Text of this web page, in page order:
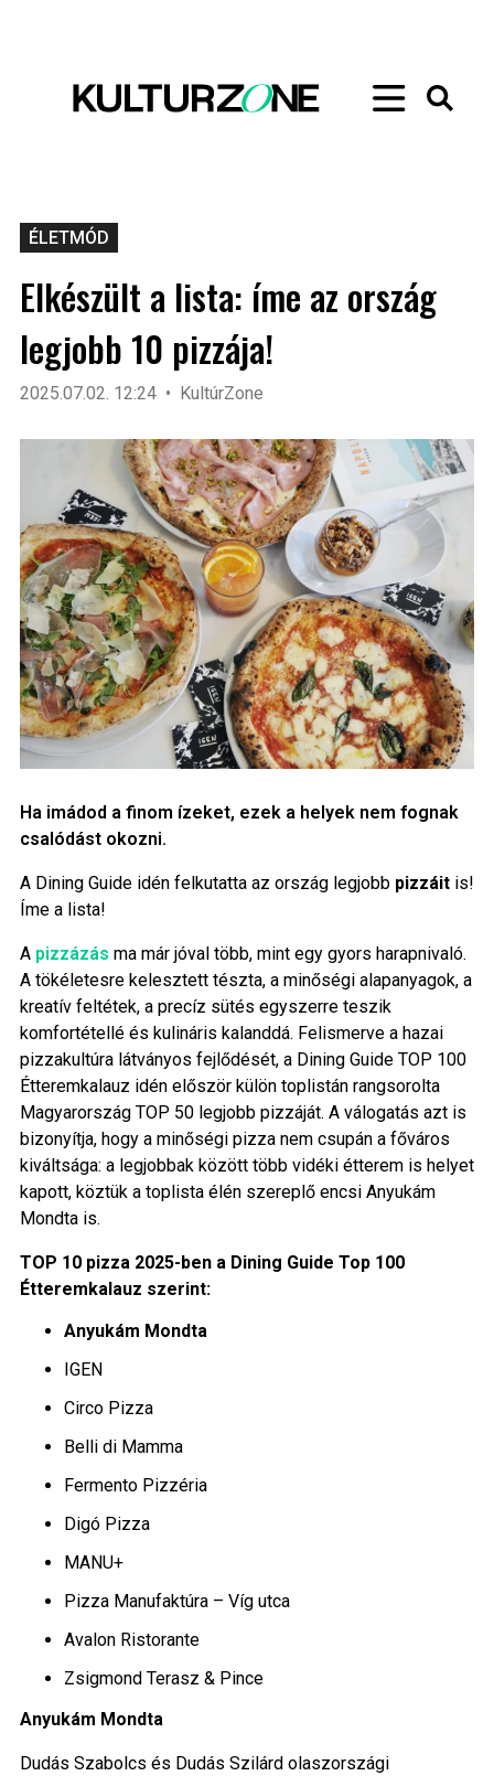
ÉLETMÓD
Elkészült a lista: íme az ország
legjobb 10 pizzája!
2025.07.02. 12:24 KultúrZone
Ha imádod a finom ízeket, ezek a helyek nem fognak
csalódást okozni.
A Dining Guideidén felkutatta az ország legjobbpizzáitis!
Íme a lista!
A pizzázás ma már jóval több, mint egy gyors harapnivaló.
A tökéletesre kelesztett tészta, a minőségi alapanyagok, a
kreatív feltétek, a precíz sütés egyszerre teszik
komfortétellé és kulináris kalanddá. Felismerve a hazai
pizzakultúra látványos fejlődését, a Dining Guide TOP 100
Étteremkalauz idén először külön toplistán rangsorolta
Magyarország TOP 50 legjobb pizzáját. A válogatás azt is
bizonyítja, hogy a minőségi pizza nem csupán a főváros
kiváltsága: a legjobbak között több vidéki étterem is helyet
kapott, köztük a toplista élén szereplő encsi Anyukám
Mondta is.
TOP 10 pizza 2025-ben a Dining Guide Top 100
Étteremkalauz szerint:
Anyukám Mondta
IGEN
Circo Pizza
Belli di Mamma
Fermento Pizzéria
Digó Pizza
MANU+
Pizza Manufaktúra – Víg utca
Avalon Ristorante
Zsigmond Terasz & Pince
Anyukám Mondta
Dudás Szabolcs és Dudás Szilárd olaszországi